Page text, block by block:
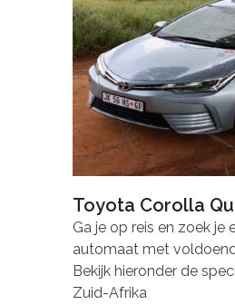
Toyota Corolla
Ga je op reis en zoek je
automaat met
Bekijk hieronder de
Zuid-Afrika